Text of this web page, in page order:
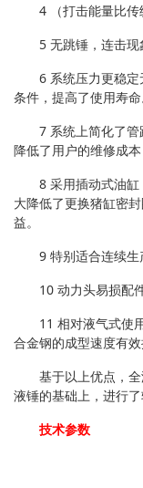
4 （打击能量比传
5 无跳锤，连击现
6 系统压力更稳
条件，提高了使用寿命
7 系统上简化了
降低了用户的维修成本
8 采用插动式油
大降低了更换猪缸密
益。
9 特别适合连续生
10 动力头易损配
11 相对液气式使
合金钢的成型速度有效
基于以上优点，
液锤的基础上，进行了
技术参数